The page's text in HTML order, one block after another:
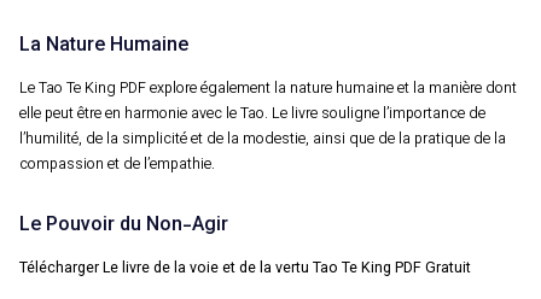
La Nature Humaine
Le Tao Te King PDF explore également la nature humaine et la manière dont
elle peut être en harmonie avec le Tao. Le livre souligne l’importance de
l’humilité, de la simplicité et de la modestie, ainsi que de la pratique de la
compassion et de l’empathie.
Le Pouvoir du Non-Agir
Télécharger Le livre de la voie et de la vertu Tao Te King PDF Gratuit